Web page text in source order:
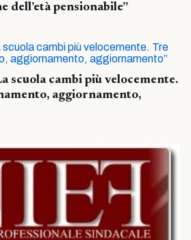
dell’età pensionabile”
scuola cambi più velocemente.
aggiornamento,